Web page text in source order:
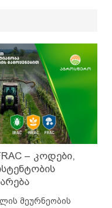
– კოდები,
მეურნეობის